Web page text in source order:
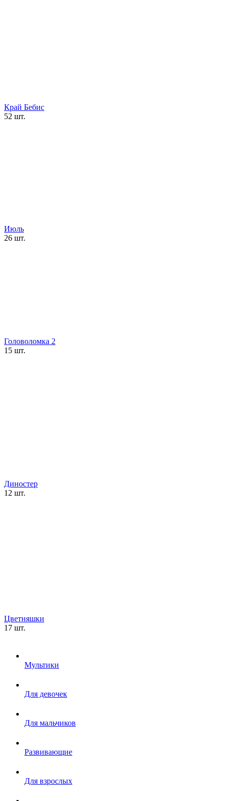
Край Бебис
52 шт.
Июль
26 шт.
Головоломка 2
15 шт.
Диностер
12 шт.
Цветняшки
17 шт.
Мультики
Для девочек
Для мальчиков
Развивающие
Для взрослых